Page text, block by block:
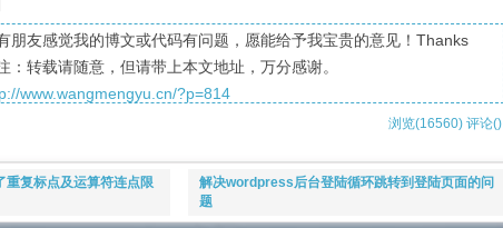
朋友感觉我的博文或代码有问题，愿能给予我宝贵的意见！Thanks
：转载请随意，但请带上本文地址，万分感谢。
www.wangmengyu.cn/?p=814
浏览(16560) 评论()
重复标点及运算符连点限
解决wordpress后台登陆循环跳转到登陆页面的问
题